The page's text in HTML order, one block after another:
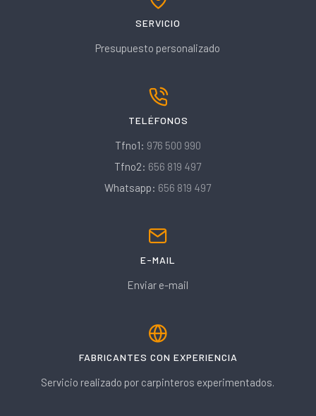
SERVICIO
Presupuesto personalizado
TELÉFONOS
Tfno1: 976 500 990
Tfno2: 656 819 497
Whatsapp: 656 819 497
E-MAIL
Enviar e-mail
FABRICANTES CON EXPERIENCIA
Servicio realizado por carpinteros experimentados.